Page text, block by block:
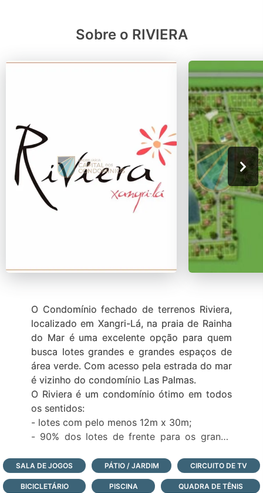
Sobre o RIVIERA
O Condomínio fechado de terrenos Riviera,
localizado em Xangri-Lá, na praia de Rainha
do Mar é uma excelente opção para quem
busca lotes grandes e grandes espaços de
área verde. Com acesso pela estrada do mar
é vizinho do condomínio Las Palmas.
O Riviera é um condomínio ótimo em todos
os sentidos:
- lotes com pelo menos 12m x 30m;
- 90% dos lotes de frente para os grande
- infraestrutura completa de lazer com
paradouro à beira-mar;
SALA DE JOGOS PÁTIO / JARDIM CIRCUITO DE TV
BICICLETÁRIO PISCINA QUADRA DE TÊNIS